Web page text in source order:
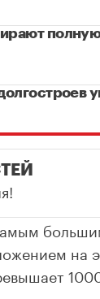
на